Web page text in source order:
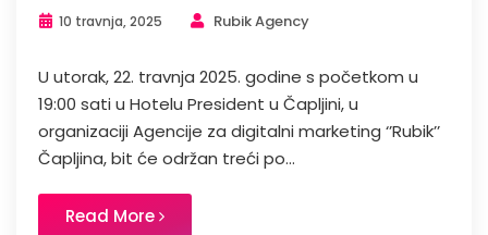
10 travnja, 2025 Rubik Agency
U utorak, 22. travnja 2025. godine s početkom u
19:00 sati u Hotelu President u Čapljini, u
organizaciji Agencije za digitalni marketing ‘’Rubik’’
Čapljina, bit će održan treći po...
Read More